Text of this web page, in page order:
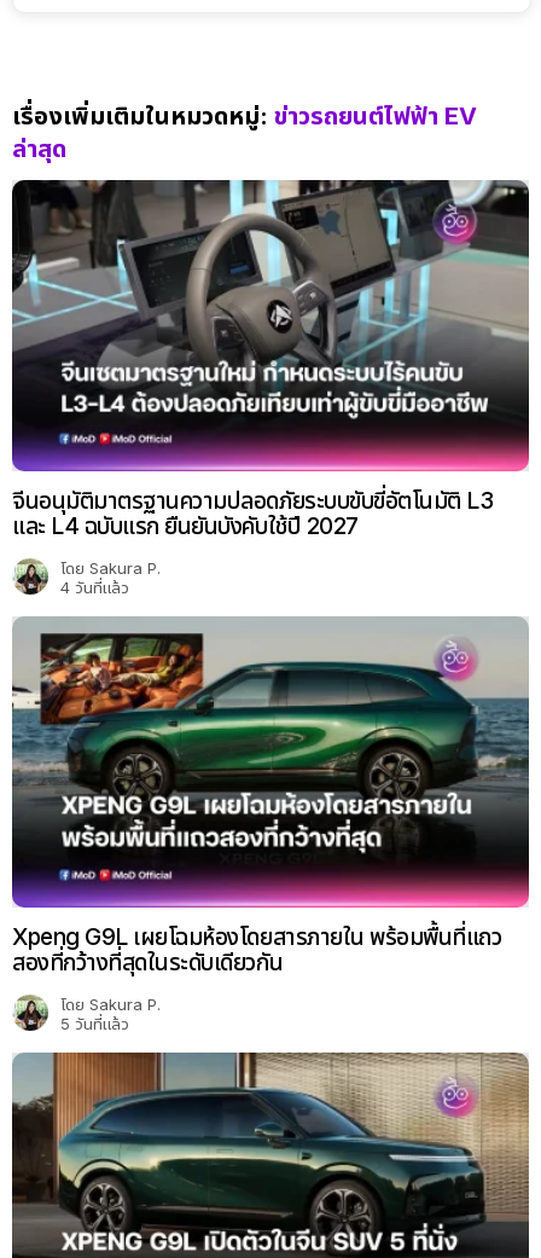
เรื่องเพิ่มเติมในหมวดหมู่: ข่าวรถยนต์ไฟฟ้า EV
ล่าสุด
จีนอนุมัติมาตรฐานความปลอดภัยระบบขับขี่อัตโนมัติ L3
และ L4 ฉบับแรก ยืนยันบังคับใช้ปี 2027
โดย Sakura P.
4 วันที่แล้ว
Xpeng G9L เผยโฉมห้องโดยสารภายใน พร้อมพื้นที่แถว
สองที่กว้างที่สุดในระดับเดียวกัน
โดย Sakura P.
5 วันที่แล้ว